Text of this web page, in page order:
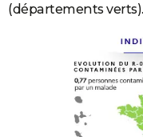
(départements verts).